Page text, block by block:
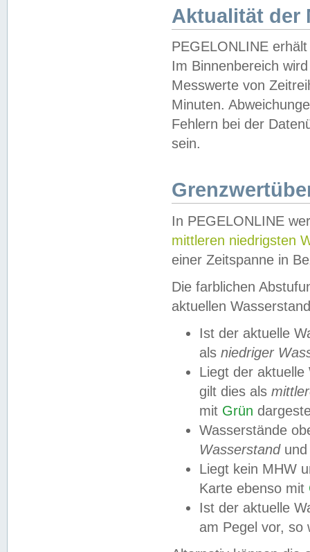
Aktualität der
PEGELONLINE
Im Binnenbereich
Messwerte von
Minuten.
Fehlern bei der
sein.
In PEGELONLINE
mittleren niedrigsten
einer Zeitspanne in
Die farblichen
aktuellen
Ist der aktuelle
als niedriger
Liegt der
gilt dies als
mit Grün
Wasserstände
Wasserstandund
Liegt kein MHW
Karte ebenso mit
Ist der aktuelle
am Pegel vor,